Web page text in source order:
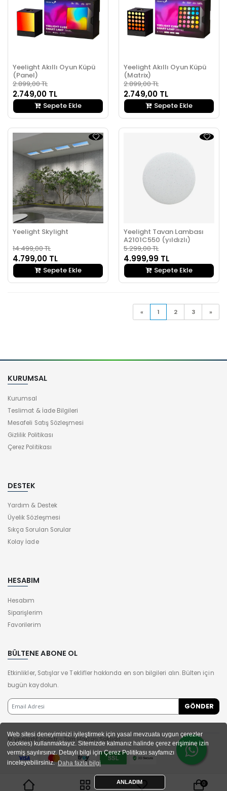
Web sitesi deneyiminizi iyileştirmek için yasal mevzuata uygun çerezler
(cookies) kullanmaktayız. Sitemizde kalmanız halinde çerez erişimine izin
vermiş sayılırsınız. Detaylı bilgi için Çerez Politikası sayfamızı
inceleyebilirsiniz.Daha fazla bilgi
ANLADIM
Yeelight Akıllı Oyun Küpü
(Panel)
2.899,00 TL
2.749,00 TL
Sepete Ekle
Yeelight Akıllı Oyun Küpü
(Matrix)
2.899,00 TL
2.749,00 TL
Sepete Ekle
Yeelight Skylight
14.499,00 TL
4.799,00 TL
Sepete Ekle
Yeelight Tavan Lambası
A2101C550 (yıldızlı)
5.299,00 TL
4.999,99 TL
Sepete Ekle
« 1 2 3 »
KURUMSAL
Kurumsal
Teslimat & İade Bilgileri
Mesafeli Satış Sözleşmesi
Gizlilik Politikası
Çerez Politikası
DESTEK
Yardım & Destek
Üyelik Sözleşmesi
Sıkça Sorulan Sorular
Kolay İade
HESABIM
Hesabım
Siparişlerim
Favorilerim
BÜLTENE ABONE OL
Etkinlikler, Satışlar ve Teklifler hakkında en son bilgileri alın. Bülten için
bugün kaydolun.
© yeelight.com.tr - Tüm Hakları Saklıdır.
0